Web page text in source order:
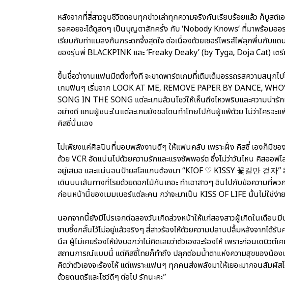
หลังจากที่สี่สาวจูบชีวิตตอบทุกข่าวเล่าทุกความจริงกันเรียบร้อยแล้ว ก็บูสต์
รอคอยจะได้ดูสดๆ เป็นบุญตาสักครั้ง กับ ‘Nobody Knows’ ที่มาพร้อมออ
เรียบกับท่าแมลงก้นกระดกจึ้งสุดใจ ต่อเนื่องด้วยเซอร์ไพรส์ไฟลุกพึ่บกับแ
ของรุ่นพี่ BLACKPINK และ ‘Freaky Deaky’ (by Tyga, Doja Cat) เตรี
ขึ้นชื่อว่างานแฟนมีตติ้งทั้งที จะขาดพาร์ตเกมที่เติมเต็มอรรถรสความสนุกไ
เกมฟินๆ เริ่มจาก LOOK AT ME, REMOVE PAPER BY DANCE,
SONG IN THE SONG แต่ละเกมล้วนโชว์ให้เห็นถึงไหวพริบและความน่ารั
อย่างดี แถมผู้ชนะในแต่ละเกมยังขอโดนทำโทษไปกับผู้แพ้ด้วย ไม่ว่าใครจะ
คิสซี่นั่นเอง
ไม่เพียงแค่ศิลปินที่มอบพลังงานดีๆ ให้แฟนคลับ เพราะฝั่ง คิสซี่ เองก็มีขอ
ด้วย VCR อัดแน่นไปด้วยความรักและแรงซัพพอร์ต ซึ่งไม่ว่าวันไหน คิสออฟ
อยู่เสมอ และแน่นอนป้ายสโลแกนต้องมา “KIOF ♡ KISSY 꽃길만 걷자”
เดินบนเส้นทางที่โรยด้วยดอกไม้กันเถอะ ทำเอาสาวๆ อินไปกับข้อความที่พ
ก่อนหน้านี้ของเมมเบอร์แต่ละคน กว่าจะมาเป็น KISS OF LIFE นั้นไม่ใช่ง่า
นอกจากนี้ยังมีโปรเจกต์ฉลองวันเกิดล่วงหน้าให้แก่สองสาวผู้เกิดในเดือน
ซาบซึ้งกลั้นไว้ไม่อยู่แล้วจริงๆ สี่สาวร้องไห้ด้วยความปลาบปลื้มหลังจากได้รั
นึล ผู้ไม่เคยร้องไห้ยังบอกว่าไม่คิดเลยว่าตัวเองจะร้องไห้ เพราะก่อนเดบิวต์
สถานการณ์แบบนี้ แต่คิสซี่ไทยก็ทำถึง ปลุกต่อมน้ำตาแห่งความสุขของน้อง
คิดว่าตัวเองจะร้องไห้ แต่เพราะแฟนๆ ทุกคนส่งพลังมาให้เยอะมากจนสัมผั
ด้วยดนตรีและโชว์ดีๆ ต่อไป รักนะคะ”